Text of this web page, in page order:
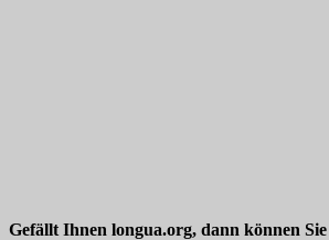
Gefällt Ihnen longua.org, dann können